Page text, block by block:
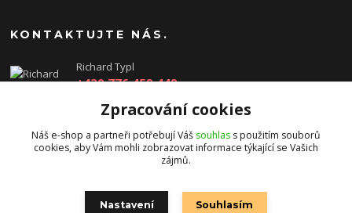
KONTAKTUJTE NÁS.
Richard Typl
+420 776 459 449
obchod@rtgames.cz
Zpracování cookies
Náš e-shop a partneři potřebují Váš souhlas s použitím souborů
cookies, aby Vám mohli zobrazovat informace týkající se Vašich
zájmů.
Nastavení Souhlasím